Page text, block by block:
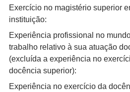
Exercício no magistério superior
instituição:
Experiência profissional no
trabalho relativo à sua atuação
(excluída a experiência no
docência superior):
Experiência no exercício da